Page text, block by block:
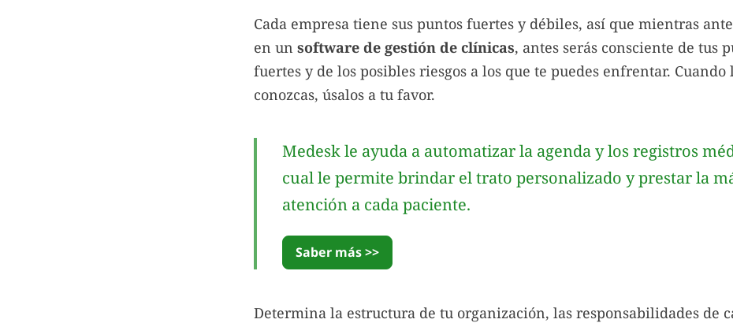
Cada empresa tiene sus puntos fuertes y débiles, así que mientras
en un software de gestión de clínicas, antes serás consciente de tus
fuertes y de los posibles riesgos a los que te puedes enfrentar. Cuando
conozcas, úsalos a tu favor.
Medesk le ayuda a automatizar la agenda y los registros
cual le permite brindar el trato personalizado y prestar la
atención a cada paciente.
Saber más >>
Determina la estructura de tu organización, las responsabilidades de